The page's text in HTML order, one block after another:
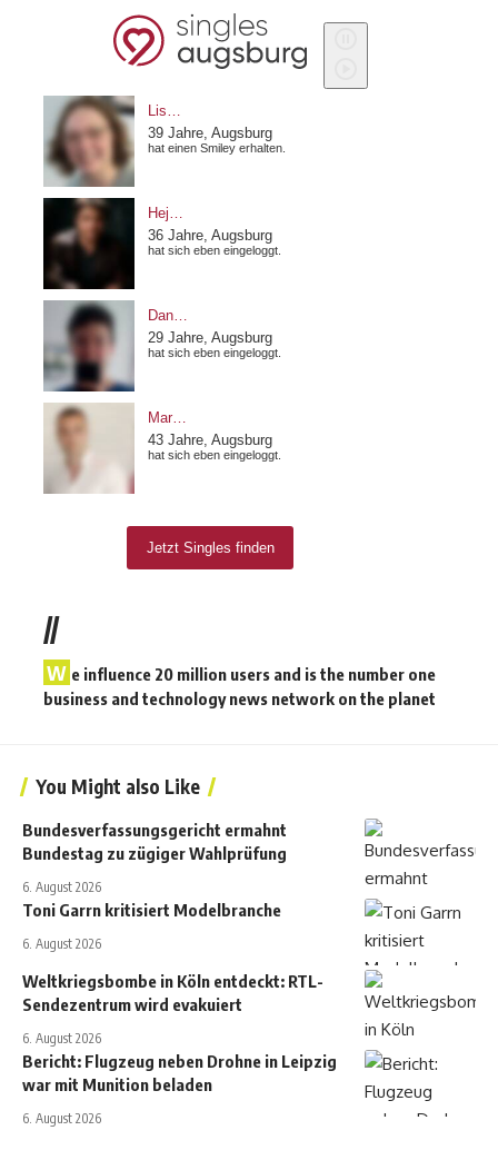
//
W e influence 20 million users and is the number one
business and technology news network on the planet
You Might also Like
Bundesverfassungsgericht ermahnt
Bundestag zu zügiger Wahlprüfung
6. August 2026
Toni Garrn kritisiert Modelbranche
6. August 2026
Weltkriegsbombe in Köln entdeckt: RTL-
Sendezentrum wird evakuiert
6. August 2026
Bericht: Flugzeug neben Drohne in Leipzig
war mit Munition beladen
6. August 2026